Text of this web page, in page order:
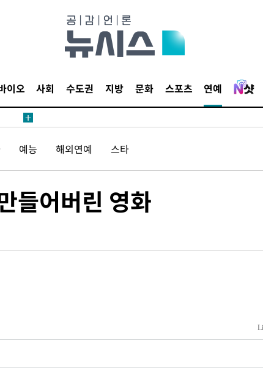
이오 사회 수도권 지방 문화 스포츠 연예
"
죄
"
죄
예능 해외연예 스타
들어버린 영화